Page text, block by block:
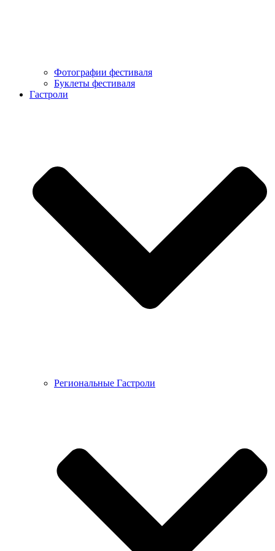
Фотографии фестиваля
Буклеты фестиваля
Гастроли
Региональные Гастроли